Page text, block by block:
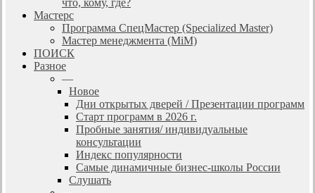
что, кому, где?
Мастерс
Программа СпецМастер (Specialized Master)
Мастер менеджмента (MiM)
ПОИСК
Разное
—
Новое
Дни открытых дверей / Презентации программ
Старт программ в 2026 г.
Пробные занятия/ индивидуальные
консультации
Индекс популярности
Самые динамичные бизнес-школы России
Слушать